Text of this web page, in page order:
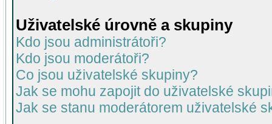
Uživatelské úrovně a skupiny
Kdo jsou administrátoři?
Kdo jsou moderátoři?
Co jsou uživatelské skupiny?
Jak se mohu zapojit do uživatelské
Jak se stanu moderátorem uživatelské